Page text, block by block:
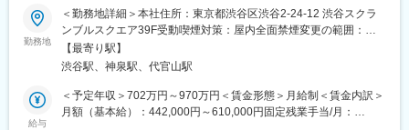
RDB：PostgreSQL／MySQL
検索データベース：Vertex AI Search／Azure AI Search など
【開発ツール・CI/CD】
バージョン管理：Git
開発手法：アジャイル（スクラム／カンバン）など
AIコーディング：GitHub Copilot／Claude Code（業務用アカウン
ープライズの堅牢なマルチテナント基盤をTypeScript/NestJSで構
築しました。
AIを活用した自社プロダクトのUI/UXデザインを通じて、ユーザー
が抱える課題を深く理解し、より価値の高いプロダクト体験を実
現することがミッションです。PdM・エンジニア・ビジネスサイ
ドと密に連携しながら、要件整理・情報設計・UI/UXデザイン・プ
ロトタイピング・改善まで一貫して携わっていただきます。ユー
勤務地
＜勤務地詳細＞本社住所：東京都渋谷区渋谷2-24-12 渋谷スクラ
ンブルスクエア39F受動喫煙対策：屋内全面禁煙変更の範囲：会
社の定める事業所（リモートワーク含む）
【最寄り駅】
渋谷駅、神泉駅、代官山駅
給与
＜予定年収＞702万円～970万円＜賃金形態＞月給制＜賃金内訳＞
月額（基本給）：442,000円～610,000円固定残業手当/月：